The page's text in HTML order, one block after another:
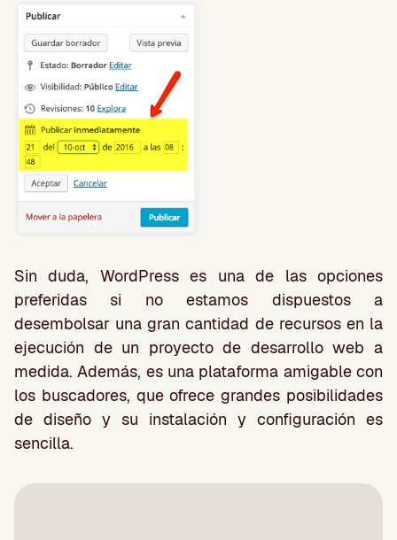
Sin duda, WordPress es una de las opciones
preferidas si no estamos dispuestos a
desembolsar una gran cantidad de recursos en la
ejecución de un proyecto de desarrollo web a
medida. Además, es una plataforma amigable con
los buscadores, que ofrece grandes posibilidades
de diseño y su instalación y configuración es
sencilla.